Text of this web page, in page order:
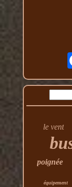
le vent
poignée
équipement